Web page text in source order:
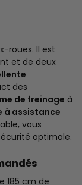
roues. Il est
et de deux
des
de freinage à
à assistance
vous
optimale.
185 cm de